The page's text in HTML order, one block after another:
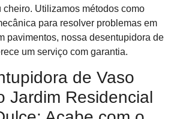
cheiro. Utilizamos métodos como
para resolver problemas em
pavimentos, nossa desentupidora de
um serviço com garantia.
de Vaso
Jardim Residencial